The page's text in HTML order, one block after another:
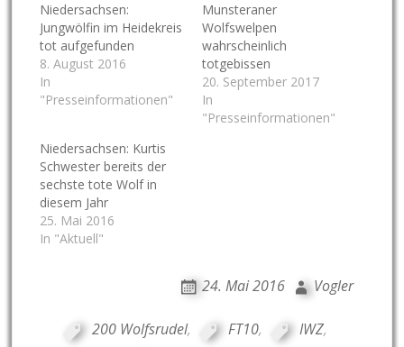
Niedersachsen:
Jungwölfin im Heidekreis
tot aufgefunden
8. August 2016
In
"Presseinformationen"
Munsteraner
Wolfswelpen
wahrscheinlich
totgebissen
20. September 2017
In
"Presseinformationen"
Niedersachsen: Kurtis
Schwester bereits der
sechste tote Wolf in
diesem Jahr
25. Mai 2016
In "Aktuell"
24. Mai 2016 Vogler
200 Wolfsrudel, FT10, IWZ,